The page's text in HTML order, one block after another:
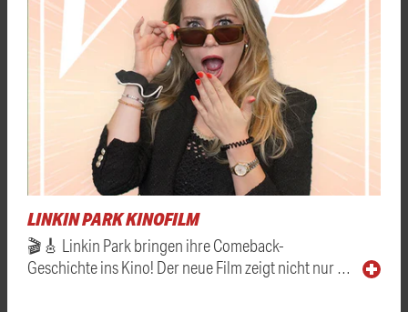
LINKIN PARK KINOFILM
🎬🎸 Linkin Park bringen ihre Comeback-
Geschichte ins Kino! Der neue Film zeigt nicht nur …